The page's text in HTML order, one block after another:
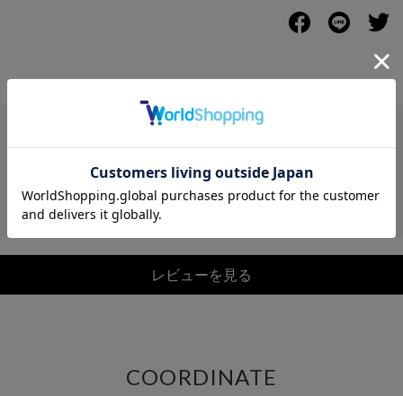
レビュー
レビューを見る
COORDINATE